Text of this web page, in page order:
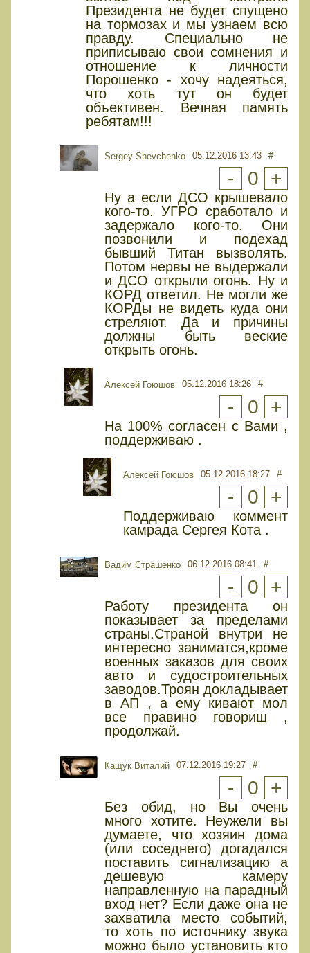
Президента не будет спущено
на тормозах и мы узнаем всю
правду. Специально не
приписываю свои сомнения и
отношение к личности
Порошенко - хочу надеяться,
что хоть тут он будет
объективен. Вечная память
ребятам!!!
Sergey Shevchenko 05.12.2016 13:43 #
- 0 +
Ну а если ДСО крышевало
кого-то. УГРО сработало и
задержало кого-то. Они
позвонили и подехад
бывший Титан вызволять.
Потом нервы не выдержали
и ДСО открыли огонь. Ну и
КОРД ответил. Не могли же
КОРДы не видеть куда они
стреляют. Да и причины
должны быть веские
открыть огонь.
Алексей Гоюшов 05.12.2016 18:26 #
- 0 +
На 100% согласен с Вами ,
поддерживаю .
Алексей Гоюшов 05.12.2016 18:27 #
- 0 +
Поддерживаю коммент
камрада Сергея Кота .
Вадим Страшенко 06.12.2016 08:41 #
- 0 +
Работу президента он
показывает за пределами
страны.Страной внутри не
интересно заниматся,кроме
военных заказов для своих
авто и судостроительных
заводов.Троян докладывает
в АП , а ему кивают мол
все правино говориш ,
продолжай.
Кащук Виталий 07.12.2016 19:27 #
- 0 +
Без обид, но Вы очень
много хотите. Неужели вы
думаете, что хозяин дома
(или соседнего) догадался
поставить сигнализацию а
дешевую камеру
направленную на парадный
вход нет? Если даже она не
захватила место событий,
то хоть по источнику звука
можно было установить кто